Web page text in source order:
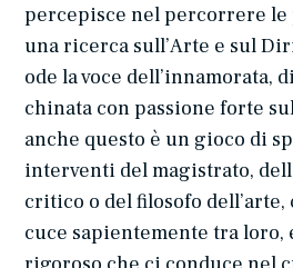
percepisce nel percorrere le
una ricerca sull’Arte e sul
ode la voce dell’innamorata,
chinata con passione forte
anche questo è un gioco di
interventi del magistrato,
critico o del filosofo
cuce sapientemente tra loro,